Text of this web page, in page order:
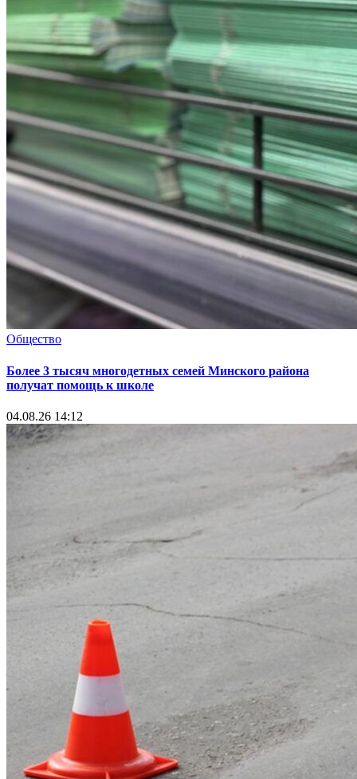
Общество
Более 3 тысяч многодетных семей Минского района
получат помощь к школе
04.08.26 14:12